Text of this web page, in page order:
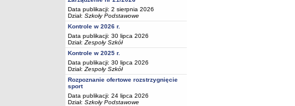
Data publikacji: 2 sierpnia 2026
Dział: Szkoły Podstawowe
Kontrole w 2026 r.
Data publikacji: 30 lipca 2026
Dział: Zespoły Szkół
Kontrole w 2025 r.
Data publikacji: 30 lipca 2026
Dział: Zespoły Szkół
Rozpoznanie ofertowe rozstrzygnięcie
sport
Data publikacji: 24 lipca 2026
Dział: Szkoły Podstawowe